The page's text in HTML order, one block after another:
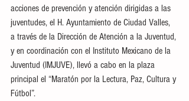
acciones de prevención y atención dirigidas a las
juventudes, el H. Ayuntamiento de Ciudad Valles,
a través de la Dirección de Atención a la Juventud,
y en coordinación con el Instituto Mexicano de la
Juventud (IMJUVE), llevó a cabo en la plaza
principal el “Maratón por la Lectura, Paz, Cultura y
Fútbol”.